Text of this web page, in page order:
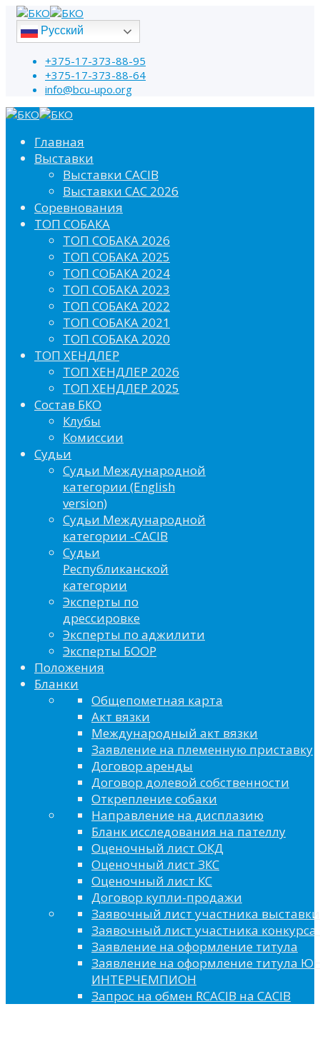
Русский
+375-17-373-88-95
+375-17-373-88-64
info@bcu-upo.org
Главная
Выставки
Выставки CACIB
Выставки САС 2026
Соревнования
ТОП СОБАКА
ТОП СОБАКА 2026
ТОП СОБАКА 2025
ТОП СОБАКА 2024
ТОП СОБАКА 2023
ТОП СОБАКА 2022
ТОП СОБАКА 2021
ТОП СОБАКА 2020
ТОП ХЕНДЛЕР
ТОП ХЕНДЛЕР 2026
ТОП ХЕНДЛЕР 2025
Состав БКО
Клубы
Комиссии
Судьи
Судьи Международной
категории (English
version)
Судьи Международной
категории -CACIB
Судьи
Республиканской
категории
Эксперты по
дрессировке
Эксперты по аджилити
Эксперты БООР
Положения
Бланки
Общепометная карта
Акт вязки
Международный акт вязки
Заявление на племенную приставку
Договор аренды
Договор долевой собственности
Открепление собаки
Направление на дисплазию
Бланк исследования на пателлу
Оценочный лист ОКД
Оценочный лист ЗКС
Оценочный лист КС
Договор купли-продажи
Заявочный лист участника выставки
Заявочный лист участника конкурса
Заявление на оформление титула
Заявление на оформление титула
ИНТЕРЧЕМПИОН
Запрос на обмен RCACIB на CACIB